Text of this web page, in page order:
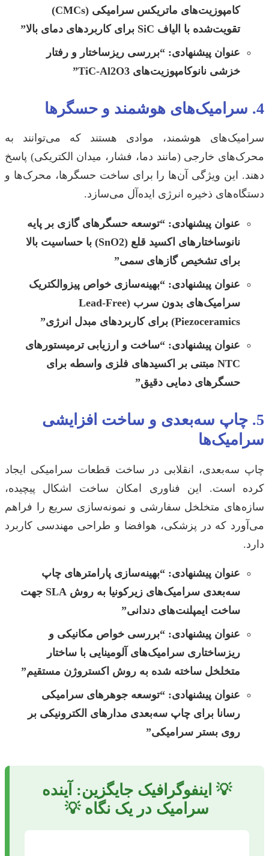
کامپوزیت‌های ماتریکس سرامیکی (CMCs)
تقویت‌شده با الیاف SiC برای کاربردهای دمای بالا”
عنوان پیشنهادی: “بررسی ریزساختار و رفتار
خزشی نانوکامپوزیت‌های TiC-Al2O3”
4. سرامیک‌های هوشمند و حسگرها
سرامیک‌های هوشمند، موادی هستند که می‌توانند به
محرک‌های خارجی (مانند دما، فشار، میدان الکتریکی) پاسخ
دهند. این ویژگی آن‌ها را برای ساخت حسگرها، محرک‌ها و
دستگاه‌های ذخیره انرژی ایده‌آل می‌سازد.
عنوان پیشنهادی: “توسعه حسگرهای گازی بر پایه
نانوساختارهای اکسید قلع (SnO2) با حساسیت بالا
برای تشخیص گازهای سمی”
عنوان پیشنهادی: “بهینه‌سازی خواص پیزوالکتریک
سرامیک‌های بدون سرب (Lead-Free
Piezoceramics) برای کاربردهای مبدل انرژی”
عنوان پیشنهادی: “ساخت و ارزیابی ترمیستورهای
NTC مبتنی بر اکسیدهای فلزی واسطه برای
حسگرهای دمایی دقیق”
5. چاپ سه‌بعدی و ساخت افزایشی
سرامیک‌ها
چاپ سه‌بعدی، انقلابی در ساخت قطعات سرامیکی ایجاد
کرده است. این فناوری امکان ساخت اشکال پیچیده،
سازه‌های متخلخل سفارشی و نمونه‌سازی سریع را فراهم
می‌آورد که در پزشکی، هوافضا و طراحی مهندسی کاربرد
دارد.
عنوان پیشنهادی: “بهینه‌سازی پارامترهای چاپ
سه‌بعدی سرامیک‌های زیرکونیا به روش SLA جهت
ساخت ایمپلنت‌های دندانی”
عنوان پیشنهادی: “بررسی خواص مکانیکی و
ریزساختاری سرامیک‌های آلومینایی با ساختار
متخلخل ساخته شده به روش اکستروژن مستقیم”
عنوان پیشنهادی: “توسعه جوهرهای سرامیکی
رسانا برای چاپ سه‌بعدی مدارهای الکترونیکی بر
روی بستر سرامیکی”
💡 اینفوگرافیک جایگزین: آینده
سرامیک در یک نگاه 💡